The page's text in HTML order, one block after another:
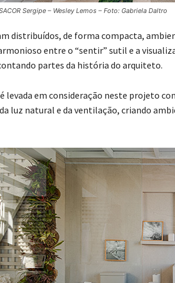
Sergipe – Wesley Lemos – Foto: Gabriela Daltro
distribuídos, de forma compacta,
entre o “sentir” sutil e a
partes da história do arquiteto.
levada em consideração neste projeto
luz natural e da ventilação, criando